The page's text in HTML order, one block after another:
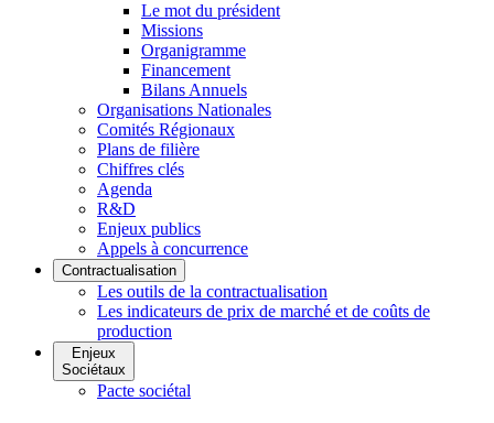
Le mot du président
Missions
Organigramme
Financement
Bilans Annuels
Organisations Nationales
Comités Régionaux
Plans de filière
Chiffres clés
Agenda
R&D
Enjeux publics
Appels à concurrence
Contractualisation
Les outils de la contractualisation
Les indicateurs de prix de marché et de coûts de
production
Enjeux
Sociétaux
Pacte sociétal